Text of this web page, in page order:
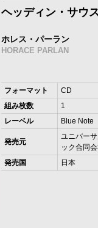
ヘッディン・サウ
ホレス・パーラン
HORACE PARLAN
フォーマット
CD
組み枚数
1
レーベル
Blue Note
発売元
ユニバー
ック合同
発売国
日本